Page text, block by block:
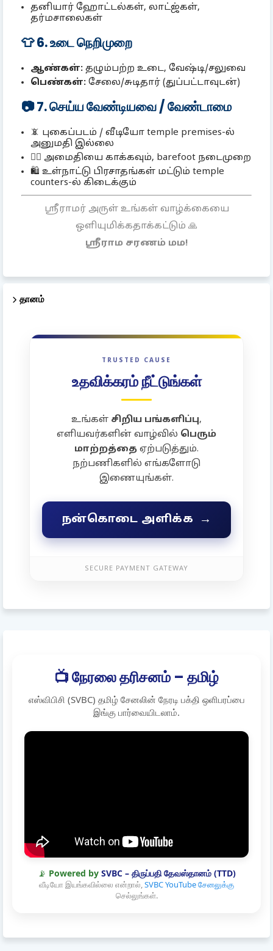
தனியார் ஹோட்டல்கள், லாட்ஜ்கள்,
தர்மசாலைகள்
👕 6. உடை நெறிமுறை
ஆண்கள்: தழும்பற்ற உடை, வேஷ்டி/சலுவை
பெண்கள்: சேலை/சுடிதார் (துப்பட்டாவுடன்)
📷 7. செய்ய வேண்டியவை / வேண்டாமை
📵 புகைப்படம் / வீடியோ temple premises-ல்
அனுமதி இல்லை
🧘‍♀️ அமைதியை காக்கவும், barefoot நடைமுறை
🛍️ உள்நாட்டு பிரசாதங்கள் மட்டும் temple
counters-ல் கிடைக்கும்
ஸ்ரீராமர் அருள் உங்கள் வாழ்க்கையை
ஒளியுமிக்கதாக்கட்டும் 🙏
ஸ்ரீராம சரணம் மம!
தானம்
TRUSTED CAUSE
உதவிக்கரம் நீட்டுங்கள்
உங்கள் சிறிய பங்களிப்பு,
எளியவர்களின் வாழ்வில் பெரும்
மாற்றத்தை ஏற்படுத்தும்.
நற்பணிகளில் எங்களோடு
இணையுங்கள்.
நன்கொடை அளிக்க →
SECURE PAYMENT GATEWAY
📺 நேரலை தரிசனம் – தமிழ்
எஸ்விபிசி (SVBC) தமிழ் சேனலின் நேரடி பக்தி ஒளிபரப்பை
இங்கு பார்வையிடலாம்.
📡 Powered by SVBC – திருப்பதி தேவஸ்தானம் (TTD)
வீடியோ இயங்கவில்லை என்றால், SVBC YouTube சேனலுக்கு
செல்லுங்கள்.